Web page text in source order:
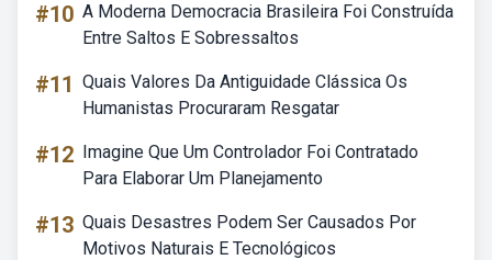
#10 A Moderna Democracia Brasileira Foi Construída
Entre Saltos E Sobressaltos
#11 Quais Valores Da Antiguidade Clássica Os
Humanistas Procuraram Resgatar
#12 Imagine Que Um Controlador Foi Contratado
Para Elaborar Um Planejamento
#13 Quais Desastres Podem Ser Causados Por
Motivos Naturais E Tecnológicos